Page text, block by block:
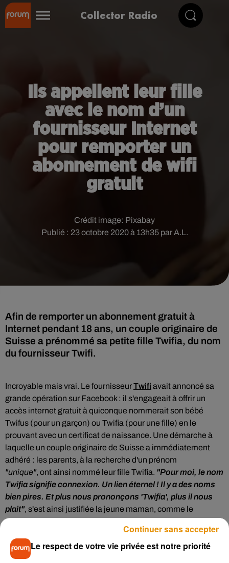
Collector Radio
Ils appellent leur fille
avec le nom d’un
fournisseur Internet
pour remporter un
abonnement de wifi
gratuit
Publié : 23 octobre 2020 à 13h35 par A.L.
Crédit image: Pixabay
Afin de remporter un abonnement gratuit à
Internet pendant 18 ans, un couple originaire de
Suisse a prénommé sa petite fille Twifia, du nom
du fournisseur Twifi.
Incroyable mais vrai. Le fournisseurTwifi avait annoncé sa
grande opération sur Facebook : il s'engageait à offrir un
accès internet gratuit à quiconque nommerait son bébé
Twifus (pour un garçon) ou Twifia (pour une fille) en le
prouvant avec un certificat de naissance. Une démarche à
laquelle un couple originaire de Suisse a immédiatement
adhéré : les parents, à la recherche d'un prénom
"unique", ont ainsi nommé leur fille Twifia. "Pour moi, le nom
Twifia signifie connexion. Un lien éternel ! Il y a des noms
bien pires. Et plus nous prononçons 'Twifia', plus il nous
plait", s'est ainsi justifiée la jeune maman, comme le
rapporte
Die Aktion läuft übrigens immer noch. Wir freuen uns, wenn
es bald den ersten Twifius gibt �x� LADbible #twifich
Le respect de votre vie privée est notre priorité
Continuer sans accepter